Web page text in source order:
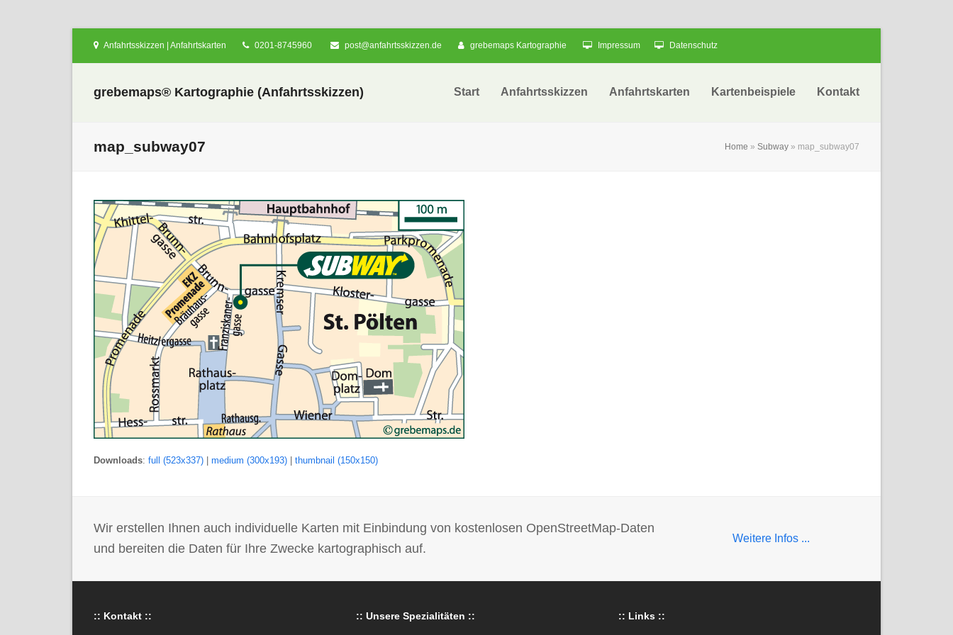
Anfahrtsskizzen | Anfahrtskarten 0201-8745960 post@anfahrtsskizzen.de grebemaps Kartographie Impressum Datenschutz
grebemaps® Kartographie (Anfahrtsskizzen) Start Anfahrtsskizzen Anfahrtskarten Kartenbeispiele Kontakt
map_subway07 Home » Subway » map_subway07
Downloads: full (523x337) medium (300x193) thumbnail (150x150)
Wir erstellen Ihnen auch individuelle Karten mit Einbindung von kostenlosen OpenStreetMap-Daten
und bereiten die Daten für Ihre Zwecke kartographisch auf.
Weitere Infos ...
:: Kontakt :: :: Unsere Spezialitäten :: :: Links ::